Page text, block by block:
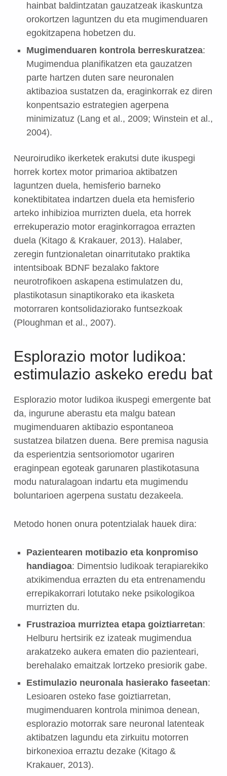
hainbat baldintzatan gauzatzeak ikaskuntza
orokortzen laguntzen du eta mugimenduaren
egokitzapena hobetzen du.
Mugimenduaren kontrola berreskuratzea:
Mugimendua planifikatzen eta gauzatzen
parte hartzen duten sare neuronalen
aktibazioa sustatzen da, eraginkorrak ez diren
konpentsazio estrategien agerpena
minimizatuz (Lang et al., 2009; Winstein et al.,
2004).
Neuroirudiko ikerketek erakutsi dute ikuspegi
horrek kortex motor primarioa aktibatzen
laguntzen duela, hemisferio barneko
konektibitatea indartzen duela eta hemisferio
arteko inhibizioa murrizten duela, eta horrek
errekuperazio motor eraginkorragoa errazten
duela (Kitago & Krakauer, 2013). Halaber,
zeregin funtzionaletan oinarritutako praktika
intentsiboak BDNF bezalako faktore
neurotrofikoen askapena estimulatzen du,
plastikotasun sinaptikorako eta ikasketa
motorraren kontsolidaziorako funtsezkoak
(Ploughman et al., 2007).
Esplorazio motor ludikoa:
estimulazio askeko eredu bat
Esplorazio motor ludikoa ikuspegi emergente bat
da, ingurune aberastu eta malgu batean
mugimenduaren aktibazio espontaneoa
sustatzea bilatzen duena. Bere premisa nagusia
da esperientzia sentsoriomotor ugariren
eraginpean egoteak garunaren plastikotasuna
modu naturalagoan indartu eta mugimendu
boluntarioen agerpena sustatu dezakeela.
Metodo honen onura potentzialak hauek dira:
Pazientearen motibazio eta konpromiso
handiagoa: Dimentsio ludikoak terapiarekiko
atxikimendua errazten du eta entrenamendu
errepikakorrari lotutako neke psikologikoa
murrizten du.
Frustrazioa murriztea etapa goiztiarretan:
Helburu hertsirik ez izateak mugimendua
arakatzeko aukera ematen dio pazienteari,
berehalako emaitzak lortzeko presiorik gabe.
Estimulazio neuronala hasierako faseetan:
Lesioaren osteko fase goiztiarretan,
mugimenduaren kontrola minimoa denean,
esplorazio motorrak sare neuronal latenteak
aktibatzen lagundu eta zirkuitu motorren
birkonexioa erraztu dezake (Kitago &
Krakauer, 2013).